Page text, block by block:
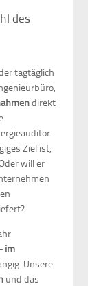
des
tagtäglich
direkt
Ziel ist,
will er
im
Unsere
und das